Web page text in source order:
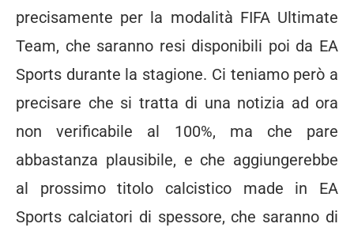
precisamente per la modalità FIFA Ultimate
Team, che saranno resi disponibili poi da EA
Sports durante la stagione. Ci teniamo però a
precisare che si tratta di una notizia ad ora
non verificabile al 100%, ma che pare
abbastanza plausibile, e che aggiungerebbe
al prossimo titolo calcistico made in EA
Sports calciatori di spessore, che saranno di